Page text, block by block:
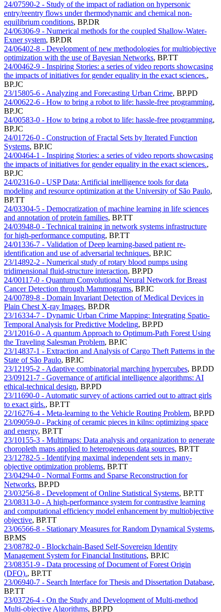
24/07590-2 - Study of the impact of radiation on hypersonic
entry/reentry flows under thermodynamic and chemical non-
equilibrium conditions, BP.DR
24/06306-9 - Numerical methods for the coupled Shallow-Water-
Exner system, BP.DR
24/06402-8 - Development of new methodologies for multiobjective
optimization with the use of Bayesian Networks, BP.TT
24/00462-9 - Inspiring Stories: a series of video reports showcasing
the impacts of initiatives for gender equality in the exact sciences.,
BP.JC
23/15805-6 - Analyzing and Forecasting Urban Crime, BP.PD
24/00622-6 - How to bring a robot to life: hassle-free programming,
BP.JC
24/00583-0 - How to bring a robot to life: hassle-free programming,
BP.JC
24/01726-0 - Construction of Fractal Sets by Iterated Function
Systems, BP.IC
24/00464-1 - Inspiring Stories: a series of video reports showcasing
the impacts of initiatives for gender equality in the exact sciences.,
BP.JC
24/02316-0 - USP Data: Artificial intelligence tools for data
modeling and resource optimization at the University of São Paulo,
BP.TT
24/03304-5 - Democratization of machine learning in life sciences
and annotation of protein families, BP.TT
24/03948-0 - Technical training in network systems infrastructure
for high-performance computing, BP.TT
24/01336-7 - Validation of Deep learning-based patient re-
identification and use of adversarial techniques, BP.IC
23/14892-2 - Numerical study of rotary blood pumps using
tridimensional fluid-structure interaction, BP.PD
24/00117-0 - Quantum Convolutional Neural Network for Breast
Cancer Detection through Mammograms, BP.IC
24/00789-8 - Domain Invariant Detection of Medical Devices in
Plain Chest X-ray Images, BP.DR
23/16334-7 - Dynamic Urban Crime Mapping: Integrating Spatio-
Temporal Analysis for Predictive Modeling, BP.PD
23/12016-0 - A quantum Approach to Optimum-Path Forest Using
the Traveling Salesman Problem, BP.IC
23/14837-1 - Extraction and Analysis of Cargo Theft Patterns in the
State of São Paulo, BP.IC
23/12195-2 - Adaptive combinatorial marching hypercubes, BP.DD
23/09121-7 - Governance of artificial intelligence algorithms: AI
ethical-technical design, BP.PD
23/11690-0 - Automatic survey of actions carried out to attract girls
to exact girls., BP.TT
22/16276-4 - Meta-learning to the Vehicle Routing Problem, BP.PD
23/09059-0 - Packing of ceramic pieces in kilns: optimizing space
and energy, BP.TT
23/10155-3 - Multimaps: Data analysis and organization to generate
choropleth maps applied to heterogeneous data sources, BP.TT
23/12782-5 - Identifying maximal independent sets in many-
objective optimization problems, BP.TT
23/04294-0 - Normal Forms and Sparse Reconstruction for
Networks, BP.PD
23/03256-8 - Development of Online Statistical Systems, BP.TT
23/08313-0 - A high-performance system for contrastive learning
and computational efficiency model enhancement by multiobjective
objective, BP.TT
23/06566-8 - Stationary Measures for Random Dynamical Systems,
BP.MS
23/08782-0 - Blockchain-Based Self-Sovereign Identity
Management System for Financial Institutions, BP.IC
23/08351-9 - Data processing of Document of Forest Origin
(DFO)., BP.TT
23/06940-7 - Search Interface for Thesis and Dissertation Database,
BP.TT
23/03726-4 - On the Study and Development of Multi-method
Multi-objective Algorithms, BP.PD